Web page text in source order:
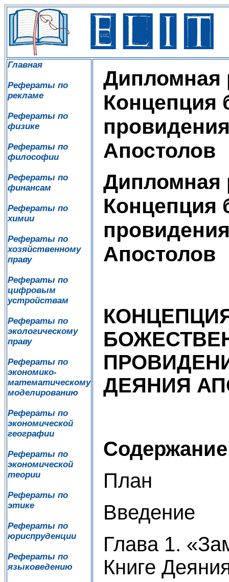
Главная
Рефераты по
рекламе
Рефераты по
физике
Рефераты по
философии
Рефераты по
финансам
Рефераты по
химии
Рефераты по
хозяйственному
праву
Рефераты по
цифровым
устройствам
Рефераты по
экологическому
праву
Рефераты по
экономико-
математическому
моделированию
Рефераты по
экономической
географии
Рефераты по
экономической
теории
Рефераты по
этике
Рефераты по
юриспруденции
Рефераты по
языковедению
Дипломная
Концепция
Апостолов
Дипломная
Концепция
Апостолов
ДЕЯНИЯ
Содержание
План
Введение
Глава 1.
Книге